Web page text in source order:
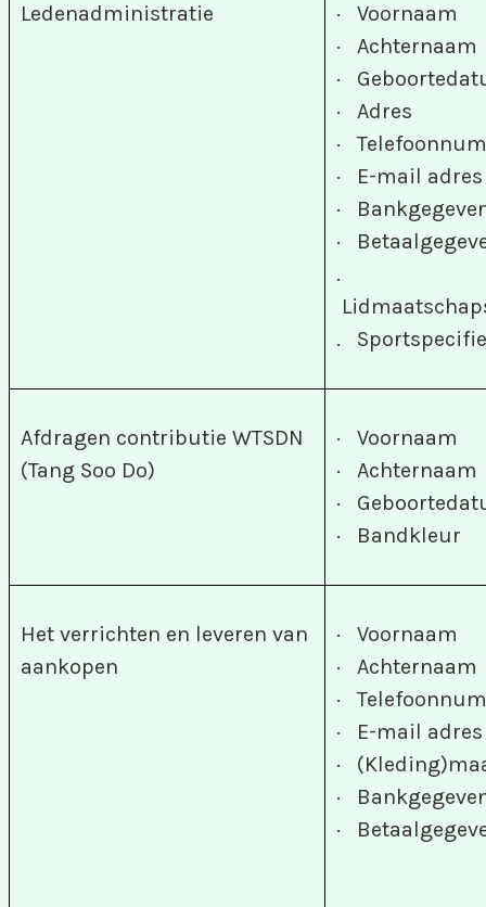
Ledenadministratie
· Voornaam
· Achternaam
·
· Adres
·
· E-mail adres
·
·
.
.
Afdragen contributie WTSDN
(Tang Soo Do)
· Voornaam
· Achternaam
·
· Bandkleur
Het verrichten en leveren van
aankopen
· Voornaam
· Achternaam
·
· E-mail adres
·
·
·